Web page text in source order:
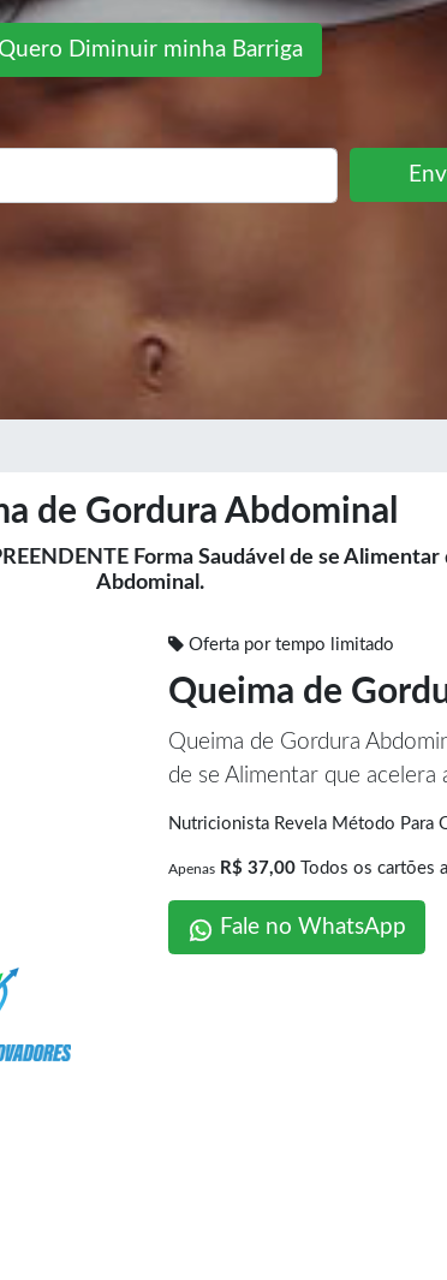
Quero Diminuir minha Barriga
de Gordura Abdominal
Forma Saudável de se
Abdominal.
Oferta por tempo limitado
Queima de
Queima de Gordura
de se Alimentar que acelera
Nutricionista Revela Método Para
Apenas R$ 37,00 Todos os cartões
Fale no WhatsApp